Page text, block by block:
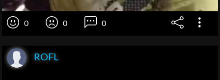
0 0 0
ROFL